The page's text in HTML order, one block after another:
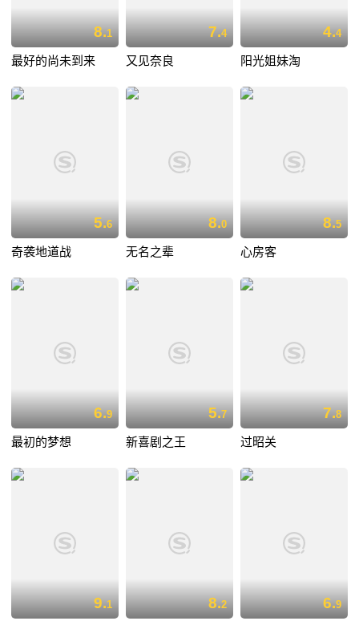
8.1
最好的尚未到来
7.4
又见奈良
4.4
阳光姐妹淘
5.6
奇袭地道战
8.0
无名之辈
8.5
心房客
6.9
最初的梦想
5.7
新喜剧之王
7.8
过昭关
9.1 8.2 6.9